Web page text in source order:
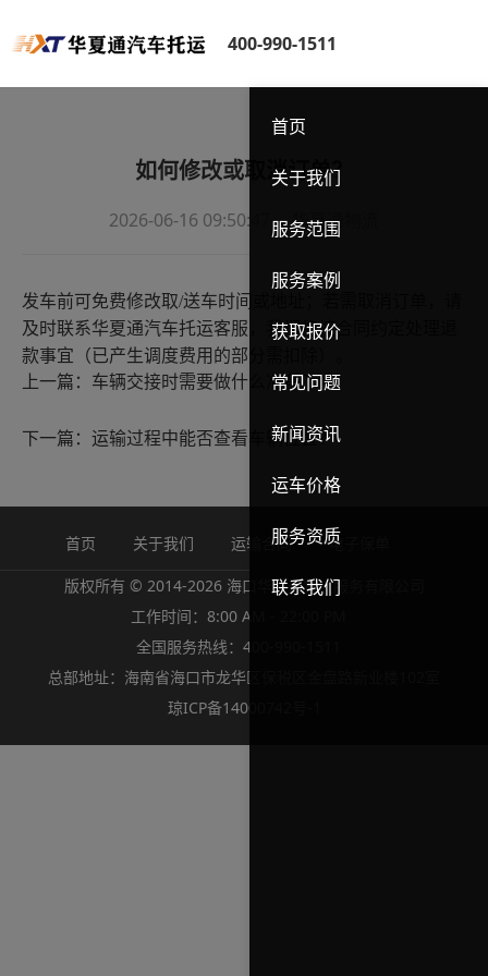
400-990-1511
首页
关于我们
服务范围
服务案例
获取报价
常见问题
新闻资讯
运车价格
服务资质
联系我们
如何修改或取消订单？
2026-06-16 09:50:47 华夏通物流
发车前可免费修改取/送车时间或地址；若需取消订单，请
及时联系华夏通汽车托运客服，我们将按合同约定处理退
款事宜（已产生调度费用的部分需扣除）。
上一篇： 车辆交接时需要做什么准备？
下一篇： 运输过程中能否查看车辆位置？
首页 关于我们 运输合同 电子保单
版权所有 © 2014-2026 海口华夏通物流服务有限公司
工作时间：8:00 AM - 22:00 PM
全国服务热线：400-990-1511
总部地址：海南省海口市龙华区保税区金盘路新业楼102室
琼ICP备14000742号-1